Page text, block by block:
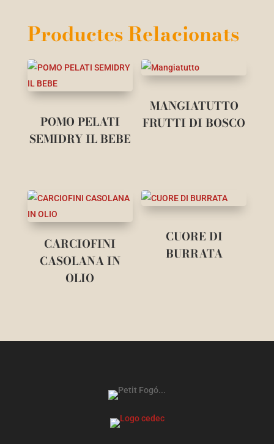
Productes Relacionats
POMO PELATI
SEMIDRY IL BEBE
MANGIATUTTO
FRUTTI DI BOSCO
CARCIOFINI
CASOLANA IN
OLIO
CUORE DI
BURRATA